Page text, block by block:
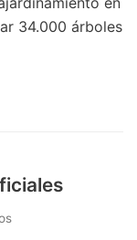
34.000 árboles